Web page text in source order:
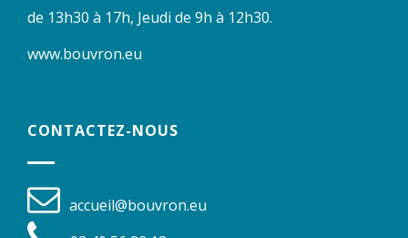
de 13h30 à 17h, Jeudi de 9h à 12h30.
www.bouvron.eu
CONTACTEZ-NOUS
accueil@bouvron.eu